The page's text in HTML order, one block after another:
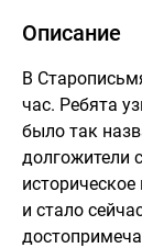
Описание
В
час. Ребята
было так
долгожители
и стало